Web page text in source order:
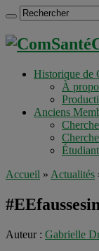
Historique de
À
Anciens
Accueil » Actualités
Auteur : Gabrielle